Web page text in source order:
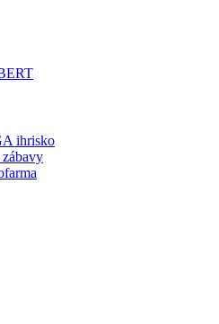
ihrisko